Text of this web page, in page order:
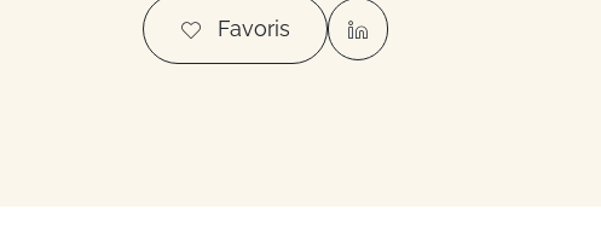
Vos questions
Favoris